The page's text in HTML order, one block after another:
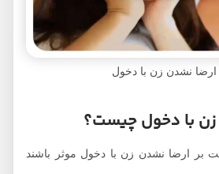
نشدن زن با دخول
با دخول چیست؟
نشدن زن با دخول موثر باشند